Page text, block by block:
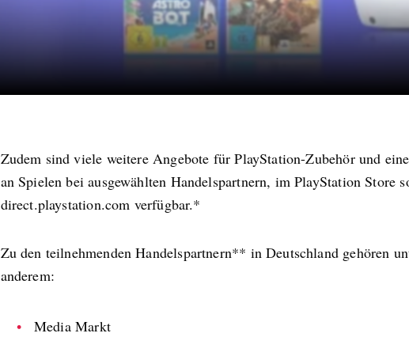
Zudem sind viele weitere Angebote für PlayStation-Zubehör und
an Spielen bei ausgewählten Handelspartnern, im PlayStation Store
direct.playstation.com verfügbar.*
Zu den teilnehmenden Handelspartnern** in Deutschland gehören
anderem:
Media Markt